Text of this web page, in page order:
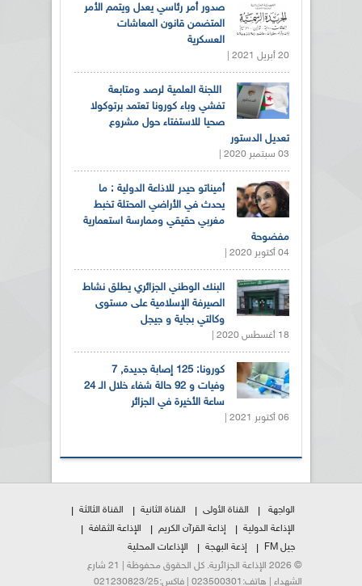
صدور أمر رئاسي يعدل ويتمم الأمر
المتضمن قانون المعاشات
العسكرية
20 أبريل 2021 |
اللجنة العلمية لرصد ومتابعة
تفشي وباء كورونا تعتمد برتوكولا
صحيا للاستفتاء حول مشروع
تعديل الدستور
03 سبتمبر 2020 |
أميناتو حيدر للاذاعة الدولية : ما
يحدث في الأراضي المحتلة تخبط
مغربي حقيقي وممارسة استعمارية
مفضوحة
04 أكتوبر 2020 |
البنك الوطني الجزائري يطلق نشاط
الصيرفة الإسلامية على مستوى
وكالتي بجاية و جيجل
18 أغسطس 2020 |
كورونا: 125 إصابة جديدة, 7
وفيات و 92 حالة شفاء خلال الـ 24
ساعة الأخيرة في الجزائر
06 أكتوبر 2021 |
الواجهة القناة الأولى القناة الثانية
القناة الثالثة
الإذاعة الدولية
إذاعة القرآن الكريم
الإذاعة الثقافة
جيل FM
إذعة البهجة
الإذاعات المحلية
© 2026 الإذاعة الجزائرية. كل الحقوق محفوظة | 21 شارع
الشهداء | هاتف:023500301 | فاكس:021230823/25